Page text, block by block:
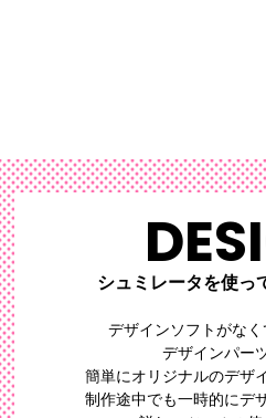
シュミレータを使っ
デザインソフトがな
デザインパー
簡単にオリジナルのデザ
制作途中でも一時的にデ